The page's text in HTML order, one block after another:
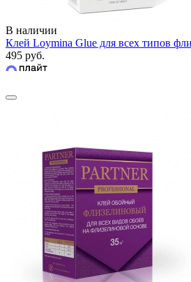
В наличии
Клей Loymina Glue для всех типов
495 руб.